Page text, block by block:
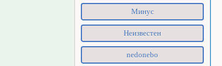
Минус
Неизвестен
nedonebo